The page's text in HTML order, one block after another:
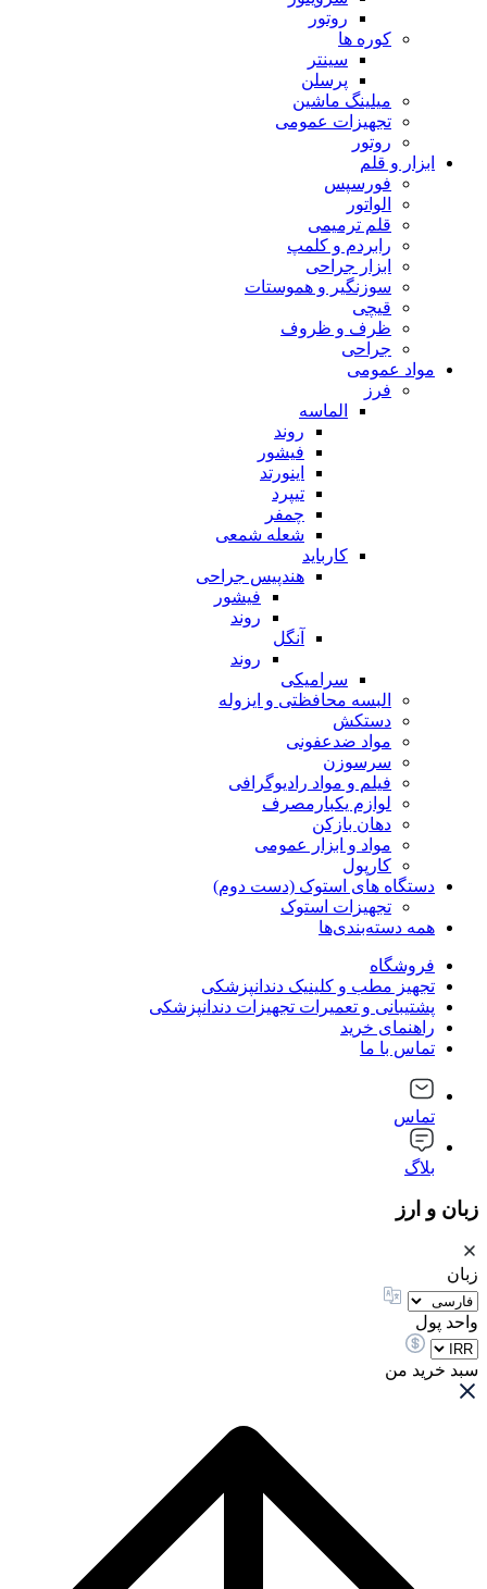
روتور
کوره ها
سینتر
پرسلن
میلینگ ماشین
تجهیزات عمومی
روتور
ابزار و قلم
فورسپس
الواتور
قلم ترمیمی
رابردم و کلمپ
ابزار جراحی
سوزنگیر و هموستات
قیچی
ظرف و ظروف
جراحی
مواد عمومی
فرز
الماسه
روند
فیشور
اینورتد
تیپرد
چمفر
شعله شمعی
کارباید
هندپیس جراحی
فیشور
روند
آنگل
روند
سرامیکی
البسه محافظتی و ایزوله
دستکش
مواد ضدعفونی
سرسوزن
فیلم و مواد رادیوگرافی
لوازم یکبارمصرف
دهان بازکن
مواد و ابزار عمومی
کارپول
دستگاه های استوک (دست دوم)
تجهیزات استوک
همه دسته‌بندی‌ها
فروشگاه
تجهیز مطب و کلینیک دندانپزشکی
پشتیبانی و تعمیرات تجهیزات دندانپزشکی
راهنمای خرید
تماس با ما
تماس
بلاگ
زبان و ارز
زبان
واحد پول
سبد خرید من